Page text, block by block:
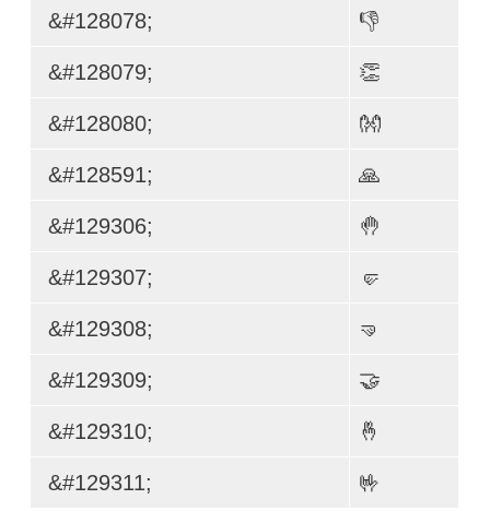
&#128078; 👎
&#128079; 👏
&#128080; 👐
&#128591; 🙏
&#129306; 🤚
&#129307; 🤛
&#129308; 🤜
&#129309; 🤝
&#129310; 🤞
&#129311; 🤟